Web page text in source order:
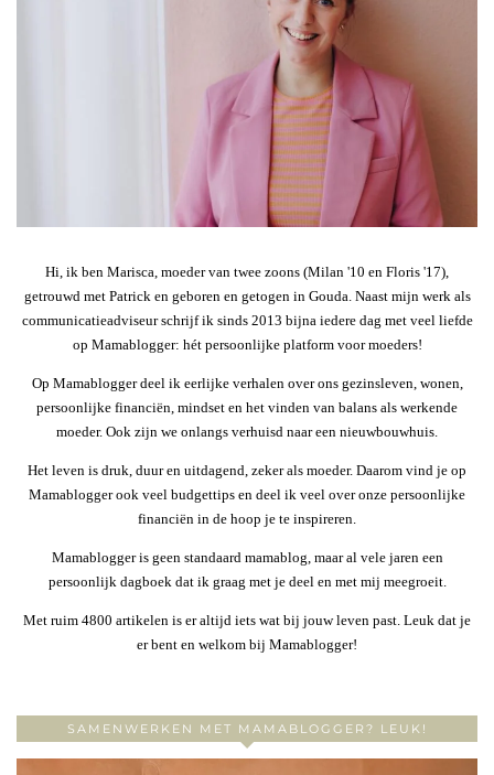
Hi, ik ben Marisca, moeder van twee zoons (Milan '10 en Floris '17),
getrouwd met Patrick en geboren en getogen in Gouda. Naast mijn werk als
communicatieadviseur schrijf ik sinds 2013 bijna iedere dag met veel liefde
op Mamablogger: hét persoonlijke platform voor moeders!
Op Mamablogger deel ik eerlijke verhalen over ons gezinsleven, wonen,
persoonlijke financiën, mindset en het vinden van balans als werkende
moeder. Ook zijn we onlangs verhuisd naar een nieuwbouwhuis.
Het leven is druk, duur en uitdagend, zeker als moeder. Daarom vind je op
Mamablogger ook veel budgettips en deel ik veel over onze persoonlijke
financiën in de hoop je te inspireren.
Mamablogger is geen standaard mamablog, maar al vele jaren een
persoonlijk dagboek dat ik graag met je deel en met mij meegroeit.
Met ruim 4800 artikelen is er altijd iets wat bij jouw leven past. Leuk dat je
er bent en welkom bij Mamablogger!
SAMENWERKEN MET MAMABLOGGER? LEUK!